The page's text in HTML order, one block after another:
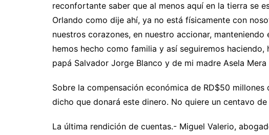
reconfortante saber que al menos aquí en la tierra se
Orlando como dije ahí, ya no está físicamente con
nuestros corazones, en nuestro accionar,
hemos hecho como familia y así seguiremos
papá Salvador Jorge Blanco y de mi madre Asela
Sobre la compensación económica de RD$50
dicho que donará este dinero. No quiere un centavo
La última rendición de cuentas.- Miguel Valerio,